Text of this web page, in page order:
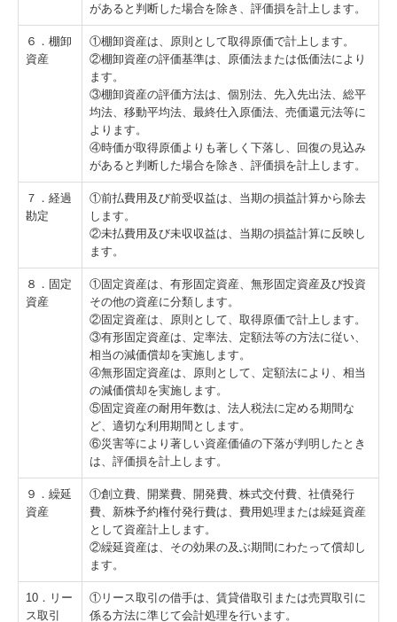
があると判断した場合を除き、評価損を計上します。
６．棚卸
資産
①棚卸資産は、原則として取得原価で計上します。
②棚卸資産の評価基準は、原価法または低価法により
ます。
③棚卸資産の評価方法は、個別法、先入先出法、総平
均法、移動平均法、最終仕入原価法、売価還元法等に
よります。
④時価が取得原価よりも著しく下落し、回復の見込み
があると判断した場合を除き、評価損を計上します。
７．経過
勘定
①前払費用及び前受収益は、当期の損益計算から除去
します。
②未払費用及び未収収益は、当期の損益計算に反映し
ます。
８．固定
資産
①固定資産は、有形固定資産、無形固定資産及び投資
その他の資産に分類します。
②固定資産は、原則として、取得原価で計上します。
③有形固定資産は、定率法、定額法等の方法に従い、
相当の減価償却を実施します。
④無形固定資産は、原則として、定額法により、相当
の減価償却を実施します。
⑤固定資産の耐用年数は、法人税法に定める期間な
ど、適切な利用期間とします。
⑥災害等により著しい資産価値の下落が判明したとき
は、評価損を計上します。
９．繰延
資産
①創立費、開業費、開発費、株式交付費、社債発行
費、新株予約権付発行費は、費用処理または繰延資産
として資産計上します。
②繰延資産は、その効果の及ぶ期間にわたって償却し
ます。
10．リー
ス取引
①リース取引の借手は、賃貸借取引または売買取引に
係る方法に準じて会計処理を行います。